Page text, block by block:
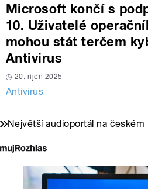
Microsoft končí s
10. Uživatelé
mohou stát terčem
Antivirus
20. říjen 2025
Antivirus
Největší audioportál na českém